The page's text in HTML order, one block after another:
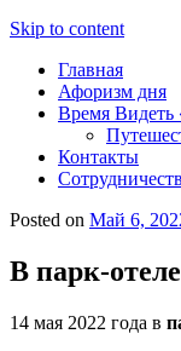
Skip to content
Главная
Афоризм дня
Время
Контакты
Posted on Май 6,
В парк-
14 мая 2022 года в